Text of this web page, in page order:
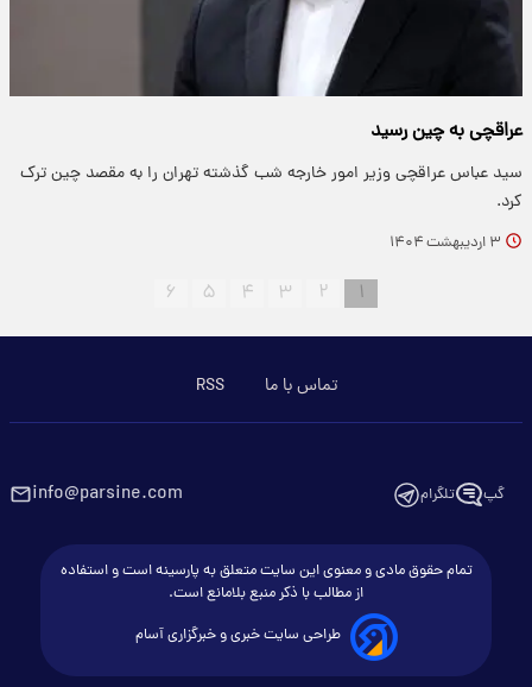
عراقچی به چین رسید
سید عباس عراقچی وزیر امور خارجه شب گذشته تهران را به مقصد چین ترک
کرد.
۳ اردیبهشت ۱۴۰۴
۱ ۲ ۳ ۴ ۵ ۶
تماس با ما RSS
گپ تلگرام info@parsine.com
تمام حقوق مادی و معنوی این سایت متعلق به پارسینه است و استفاده
از مطالب با ذکر منبع بلامانع است.
طراحی سایت خبری و خبرگزاری آسام